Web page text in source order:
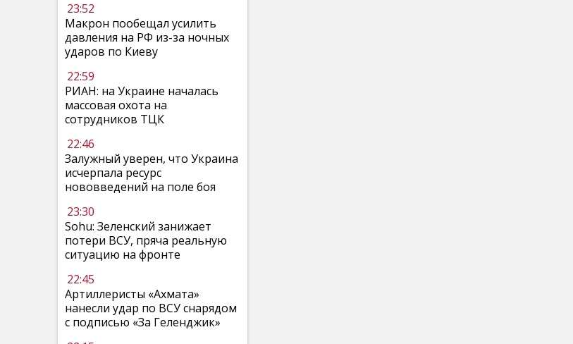
23:52
Макрон пообещал усилить
давления на РФ из-за ночных
ударов по Киеву
22:59
РИАН: на Украине началась
массовая охота на
сотрудников ТЦК
22:46
Залужный уверен, что Украина
исчерпала ресурс
нововведений на поле боя
23:30
Sohu: Зеленский занижает
потери ВСУ, пряча реальную
ситуацию на фронте
22:45
Артиллеристы «Ахмата»
нанесли удар по ВСУ снарядом
с подписью «За Геленджик»